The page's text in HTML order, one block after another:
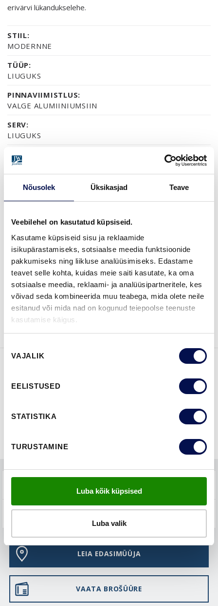
Nõusolek Üksikasjad Teave
Veebilehel on kasutatud küpsiseid.
Kasutame küpsiseid sisu ja reklaamide
isikupärastamiseks, sotsiaalse meedia funktsioonide
pakkumiseks ning liikluse analüüsimiseks. Edastame
teavet selle kohta, kuidas meie saiti kasutate, ka oma
sotsiaalse meedia, reklaami- ja analüüsipartneritele, kes
võivad seda kombineerida muu teabega, mida olete neile
esitanud või mida nad on kogunud teiepoolse teenuste
kasutamise käigus.
valik
VAJALIK
EELISTUSED
STATISTIKA
TURUSTAMINE
Luba kõik küpsised
Luba valik
erivärvi lükandukselehe.
STIIL:
MODERNNE
TÜÜP:
LIUGUKS
PINNAVIIMISTLUS:
VALGE ALUMIINIUMSIIN
SERV:
LIUGUKS
GARANTII:
2-AASTANE TOOTEGARANTII
LEIA EDASIMÜÜJA
VAATA
BROŠÜÜRE
Võta meiega
TEHNILINE KIRJELDUS
KKK-D
LEIA EDASIMÜÜJA
VAATA BROŠÜÜRE